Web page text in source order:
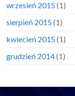
wrzesień 2015(1)
sierpień 2015(1)
kwiecień 2015(1)
grudzień 2014(1)